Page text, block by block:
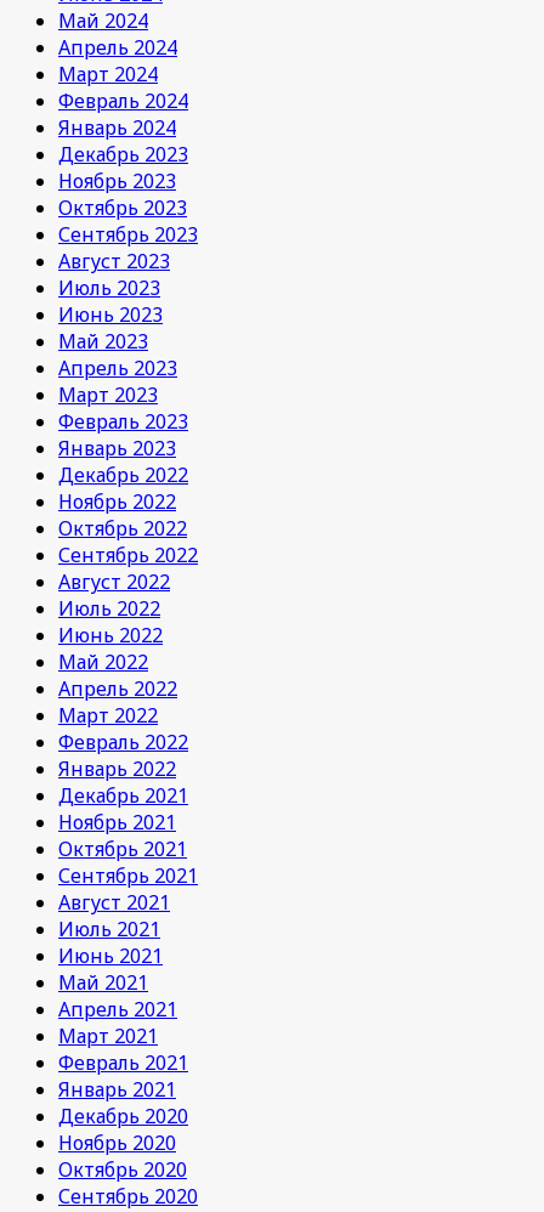
Май 2024
Апрель 2024
Март 2024
Февраль 2024
Январь 2024
Декабрь 2023
Ноябрь 2023
Октябрь 2023
Сентябрь 2023
Август 2023
Июль 2023
Июнь 2023
Май 2023
Апрель 2023
Март 2023
Февраль 2023
Январь 2023
Декабрь 2022
Ноябрь 2022
Октябрь 2022
Сентябрь 2022
Август 2022
Июль 2022
Июнь 2022
Май 2022
Апрель 2022
Март 2022
Февраль 2022
Январь 2022
Декабрь 2021
Ноябрь 2021
Октябрь 2021
Сентябрь 2021
Август 2021
Июль 2021
Июнь 2021
Май 2021
Апрель 2021
Март 2021
Февраль 2021
Январь 2021
Декабрь 2020
Ноябрь 2020
Октябрь 2020
Сентябрь 2020